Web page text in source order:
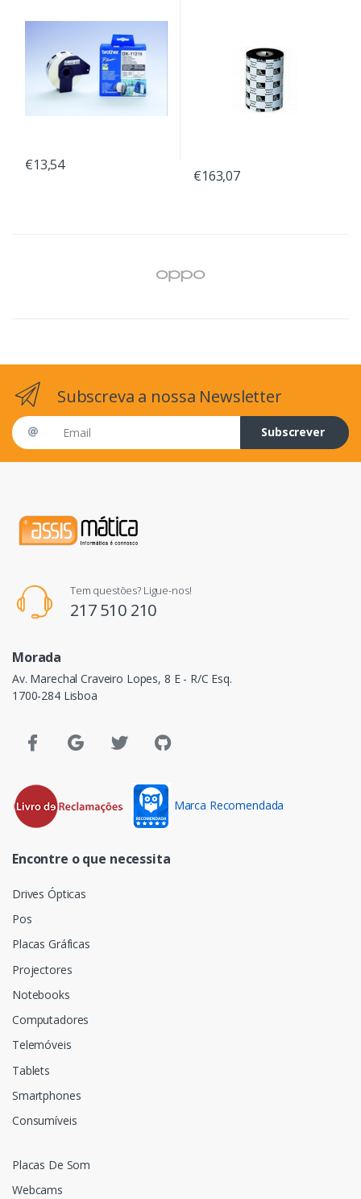
€13,54
€163,07
Subscreva a nossa Newsletter
Email address
Subscrever
Tem questões? Ligue-nos!
217 510 210
Morada
Av. Marechal Craveiro Lopes, 8 E - R/C Esq.
1700-284 Lisboa
Marca Recomendada
Encontre o que necessita
Drives Ópticas
Pos
Placas Gráficas
Projectores
Notebooks
Computadores
Telemóveis
Tablets
Smartphones
Consumíveis
Placas De Som
Webcams